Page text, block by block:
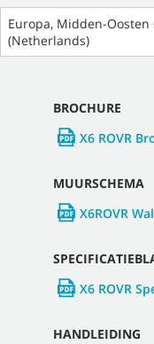
Europa, Midden-
(Netherlands)
BROCHURE
X6 ROVR
MUURSCHEMA
X6ROVR
X6 ROVR
HANDLEIDING